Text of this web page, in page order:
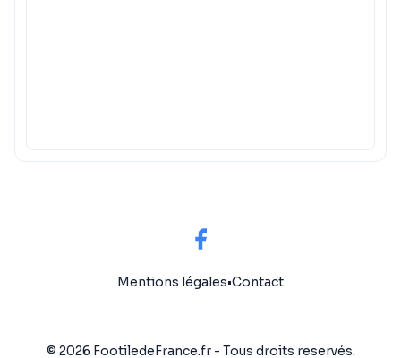
Mentions légales•Contact
© 2026 FootiledeFrance.fr - Tous droits reservés.